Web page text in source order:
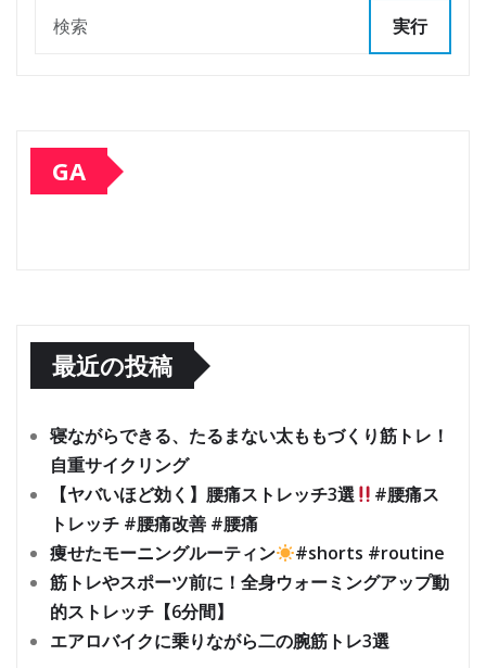
実行
GA
最近の投稿
寝ながらできる、たるまない太ももづくり筋トレ！
自重サイクリング
【ヤバいほど効く】腰痛ストレッチ3選
#腰痛ス
トレッチ #腰痛改善 #腰痛
痩せたモーニングルーティン
#shorts #routine
筋トレやスポーツ前に！全身ウォーミングアップ動
的ストレッチ【6分間】
エアロバイクに乗りながら二の腕筋トレ3選